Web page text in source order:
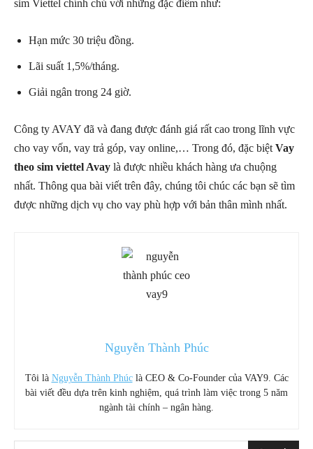
sim Viettel chính chủ với những đặc điểm như:
Hạn mức 30 triệu đồng.
Lãi suất 1,5%/tháng.
Giải ngân trong 24 giờ.
Công ty AVAY đã và đang được đánh giá rất cao trong lĩnh vực
cho vay vốn, vay trả góp, vay online,… Trong đó, đặc biệt Vay
theo sim viettel Avay là được nhiều khách hàng ưa chuộng
nhất. Thông qua bài viết trên đây, chúng tôi chúc các bạn sẽ tìm
được những dịch vụ cho vay phù hợp với bản thân mình nhất.
Nguyễn Thành Phúc
Tôi là Nguyễn Thành Phúclà CEO & Co-Founder của VAY9. Các
bài viết đều dựa trên kinh nghiệm, quá trình làm việc trong 5 năm
ngành tài chính – ngân hàng.